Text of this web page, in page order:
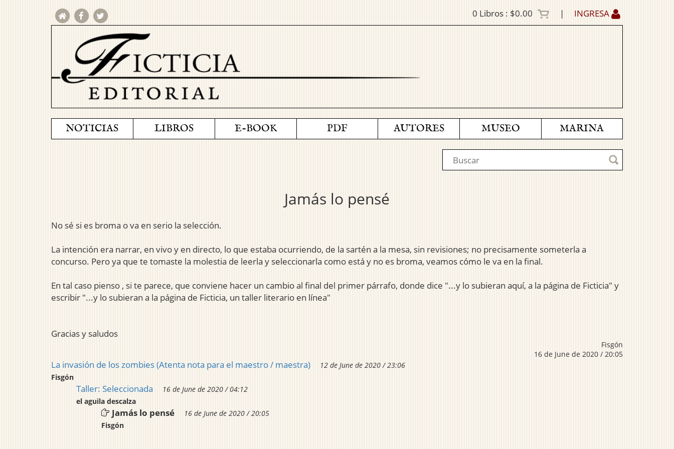
0 Libros : $0.00 | INGRESA
NOTICIAS LIBROS E-BOOK PDF AUTORES MUSEO MARINA
Jamás lo pensé
No sé si es broma o va en serio la selección.
La intención era narrar, en vivo y en directo, lo que estaba ocurriendo, de la sartén a la mesa, sin revisiones; no precisamente someterla a
concurso. Pero ya que te tomaste la molestia de leerla y seleccionarla como está y no es broma, veamos cómo le va en la final.
En tal caso pienso , si te parece, que conviene hacer un cambio al final del primer párrafo, donde dice "...y lo subieran aquí, a la página de Ficticia" y
escribir "...y lo subieran a la página de Ficticia, un taller literario en línea"
Gracias y saludos
Fisgón
16 de June de 2020 / 20:05
La invasión de los zombies (Atenta nota para el maestro / maestra)
12 de June de 2020 / 23:06
Fisgón
Taller: Seleccionada
16 de June de 2020 / 04:12
el aguila descalza
Jamás lo pensé
16 de June de 2020 / 20:05
Fisgón